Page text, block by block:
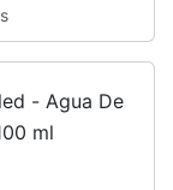
- Agua De
ml